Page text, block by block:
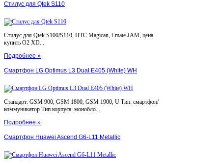
Стилус для Qtek S110
Стилус для Qtek S100/S110, HTC Magican, i-mate JAM, цена
купить O2 XD...
Подробнее »
Смартфон LG Optimus L3 Dual E405 (White) WH
Стандарт: GSM 900, GSM 1800, GSM 1900, U Тип: смартфон/
коммуникатор Тип корпуса: монобло...
Подробнее »
Смартфон Huawei Ascend G6-L11 Metallic